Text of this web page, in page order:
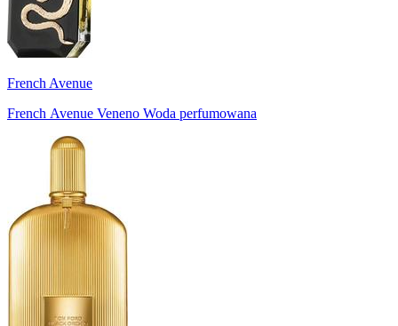
French Avenue
French Avenue Veneno Woda perfumowana